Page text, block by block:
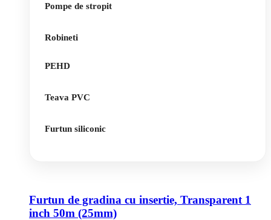
Pompe de stropit
Robineti
PEHD
Teava PVC
Furtun siliconic
Furtun de gradina cu insertie, Transparent 1
inch 50m (25mm)